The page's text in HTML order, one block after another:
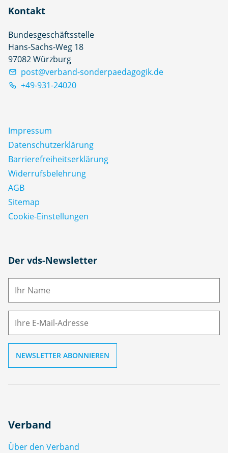
Kontakt
Bundesgeschäftsstelle
Hans-Sachs-Weg 18
97082 Würzburg
post@verband-sonderpaedagogik.de
+49-931-24020
Impressum
Datenschutz­erklärung
Barrierefreiheitserklärung
Widerrufsbelehrung
AGB
Sitemap
Cookie-Einstellungen
Der vds-Newsletter
N
M
Verband
Über den Verband